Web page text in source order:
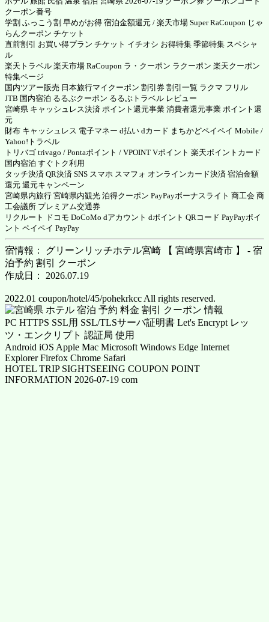
クーポン番号
学割 ふっこう割 早めがお得 宿泊金額還元 / 楽天市場 Super RaCoupon じゃ
らんクーポン チケット
直前割引 お買い得プラン チケット イチオシ お得特集 季節特集 スペシャ
ル
楽天トラベル 楽天市場 RaCoupon ラ・クーポン ラクーポン 楽天クーポン
特集ページ
国内ツアー販売 日本旅行マイクーポン 割引券 割引一覧 ラクマ フリル
JTB 国内宿泊 るるぶクーポン るるぶトラベル レビュー
宮崎県 キャッシュレス決済 ポイント還元事業 消費者還元事業 ポイント還
元
財布 キャッシュレス 電子マネー d払い dカード まちかどペイペイ Mobile /
Yahoo!トラベル
トリバゴ trivago / Pontaポイント / VPOINT Vポイント 楽天ポイントカード
国内宿泊 すぐトク利用
タッチ決済 QR決済 SNS スマホ スマフォ オンラインカード決済 宿泊金額
還元 還元キャンペーン
宮崎県内旅行 宮崎県内観光 泊得クーポン PayPayボーナスライト 商工会 商
工会議所 プレミアム交通券
リクルート ドコモ DoCoMo dアカウント dポイント QRコード PayPayポイ
ント ペイペイ PayPay
宿情報： グリーンリッチホテル宮崎 【 宮崎県宮崎市 】 - 宿
泊予約 割引 クーポン
作成日： 2026.07.19
2022.01 coupon/hotel/45/pohekrkcc All rights reserved.
PC HTTPS SSL用 SSL/TLSサーバ証明書 Let's Encrypt レッ
ツ・エンクリプト 認証局 使用
Android iOS Apple Mac Microsoft Windows Edge Internet
Explorer Firefox Chrome Safari
HOTEL TRIP SIGHTSEEING COUPON POINT
INFORMATION 2026-07-19 com